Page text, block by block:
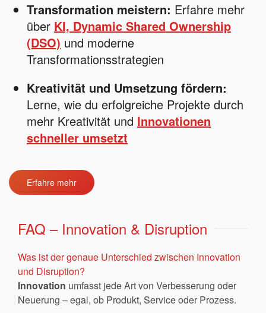
Transformation meistern: Erfahre mehr
über KI, Dynamic Shared Ownership
(DSO) und moderne
Transformationsstrategien
Kreativität und Umsetzung fördern:
Lerne, wie du erfolgreiche Projekte durch
mehr Kreativität und Innovationen
schneller umsetzt
Erfahre mehr
FAQ – Innovation & Disruption
Was ist der genaue Unterschied zwischen Innovation
und Disruption?
Innovation umfasst jede Art von Verbesserung oder
Neuerung – egal, ob Produkt, Service oder Prozess.